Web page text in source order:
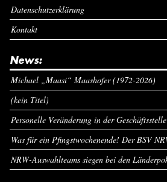
Datenschutzerklärung
Kontakt
News:
Michael „Maasi“ Maashofer (1972-2026)
(kein Titel)
Personelle Veränderung in der Geschäftsstelle